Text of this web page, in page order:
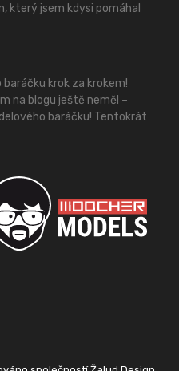
který jsem kdysi pomáhal
krok za krokem!
na blogu ještě neměl –
baráčku! Tentokrát